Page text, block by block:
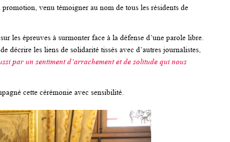
venu témoigner au nom de tous les résidents de
les épreuves à surmonter face à la défense d’une parole libre.
décrire les liens de solidarité tissés avec d’autres journalistes,
par un sentiment d’arrachement et de solitude qui nous
cette cérémonie avec sensibilité.